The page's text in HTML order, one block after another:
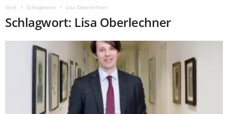
Start Schlagworte Lisa Oberlechner
Schlagwort: Lisa Oberlechner